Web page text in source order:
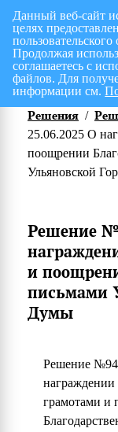
Перспективный
Решения /
25.06.2025 О
поощрении
Ульяновской
Решение
и
письмами
Думы
Решение №94
грамотами и
Данный веб-сайт
целях
Продолжая
соглашаетесь с
файлов. Для
информации см.